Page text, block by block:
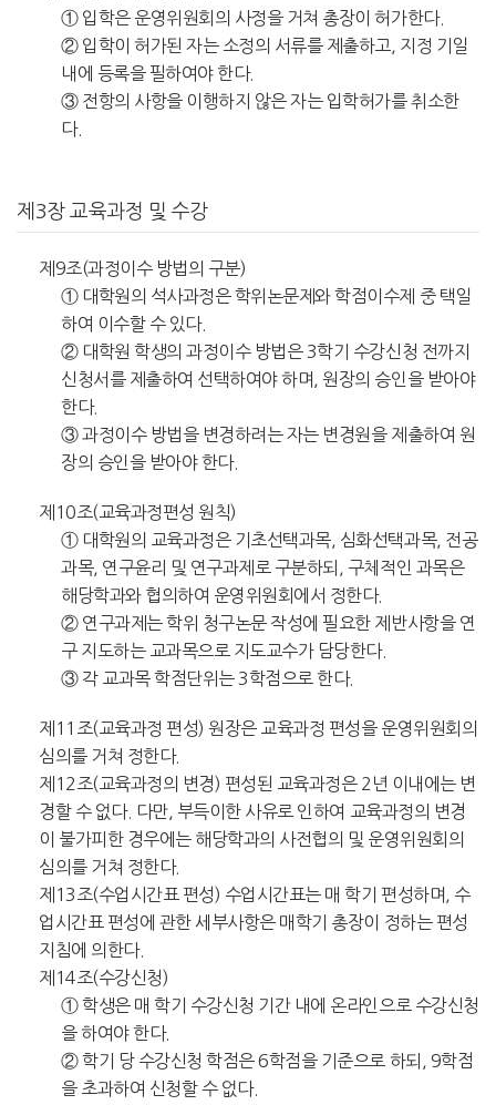
① 입학은 운영위원회의 사정을 거쳐 총장이 허가한다.
② 입학이 허가된 자는 소정의 서류를 제출하고, 지정 기일
내에 등록을 필하여야 한다.
③ 전항의 사항을 이행하지 않은 자는 입학허가를 취소한
다.
제3장 교육과정 및 수강
제9조(과정이수 방법의 구분)
① 대학원의 석사과정은 학위논문제와 학점이수제 중 택일
하여 이수할 수 있다.
② 대학원 학생의 과정이수 방법은 3학기 수강신청 전까지
신청서를 제출하여 선택하여야 하며, 원장의 승인을 받아야
한다.
③ 과정이수 방법을 변경하려는 자는 변경원을 제출하여 원
장의 승인을 받아야 한다.
제10조(교육과정편성 원칙)
① 대학원의 교육과정은 기초선택과목, 심화선택과목, 전공
과목, 연구윤리 및 연구과제로 구분하되, 구체적인 과목은
해당학과와 협의하여 운영위원회에서 정한다.
② 연구과제는 학위 청구논문 작성에 필요한 제반사항을 연
구 지도하는 교과목으로 지도교수가 담당한다.
③ 각 교과목 학점단위는 3학점으로 한다.
제11조(교육과정 편성) 원장은 교육과정 편성을 운영위원회의
심의를 거쳐 정한다.
제12조(교육과정의 변경) 편성된 교육과정은 2년 이내에는 변
경할 수 없다. 다만, 부득이한 사유로 인하여 교육과정의 변경
이 불가피한 경우에는 해당학과의 사전협의 및 운영위원회의
심의를 거쳐 정한다.
제13조(수업시간표 편성) 수업시간표는 매 학기 편성하며, 수
업시간표 편성에 관한 세부사항은 매학기 총장이 정하는 편성
지침에 의한다.
제14조(수강신청)
① 학생은 매 학기 수강신청 기간 내에 온라인으로 수강신청
을 하여야 한다.
② 학기 당 수강신청 학점은 6학점을 기준으로 하되, 9학점
을 초과하여 신청할 수 없다.